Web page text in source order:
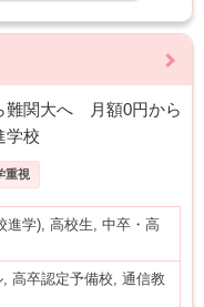
難関大へ 月額0円から
学校
重視
進学), 高校生, 中卒・高
高卒認定予備校, 通信教